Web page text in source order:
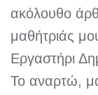
ακόλουθο
μαθήτριάς
Εργαστήρι
Το αναρτώ,